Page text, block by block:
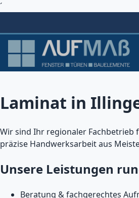
´
Laminat in
Wir sind Ihr regionaler Fachbetrieb
präzise Handwerksarbeit aus
Unsere Leistungen
Beratung & fachgerechtes